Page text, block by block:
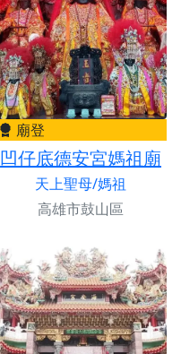
廟登
凹仔底德安宮媽祖廟
天上聖母/媽祖
高雄市鼓山區